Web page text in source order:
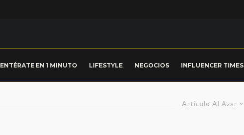
ENTÉRATE EN 1 MINUTO LIFESTYLE NEGOCIOS INFLUENCER TIMES
Artículo Al Azar